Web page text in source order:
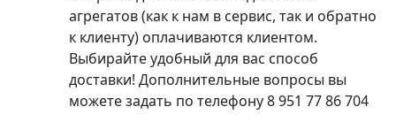
агрегатов (как к нам в сервис, так и обратно
к клиенту) оплачиваются клиентом.
Выбирайте удобный для вас способ
доставки! Дополнительные вопросы вы
можете задать по телефону 8 951 77 86 704